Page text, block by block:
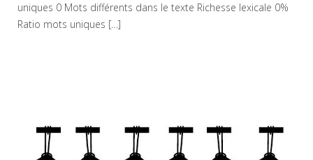
uniques 0 Mots différents dans le texte Richesse lexicale 0%
Ratio mots uniques […]